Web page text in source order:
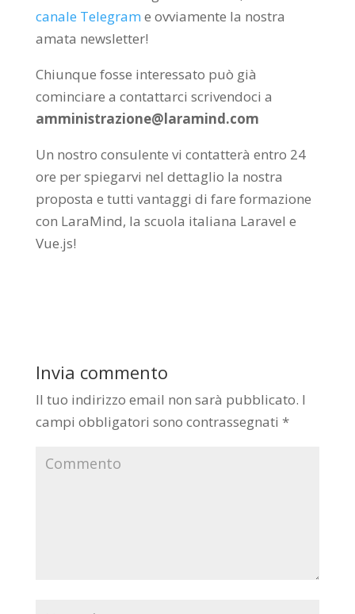
canale Telegram e ovviamente la nostra
amata newsletter!
Chiunque fosse interessato può già
cominciare a contattarci scrivendoci a
amministrazione@laramind.com
Un nostro consulente vi contatterà entro 24
ore per spiegarvi nel dettaglio la nostra
proposta e tutti vantaggi di fare formazione
con LaraMind, la scuola italiana Laravel e
Vue.js!
Invia commento
Il tuo indirizzo email non sarà pubblicato. I
campi obbligatori sono contrassegnati *